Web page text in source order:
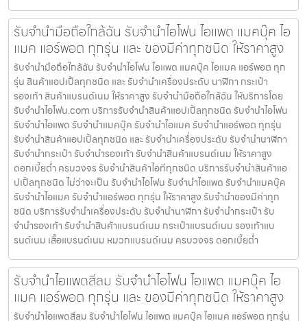
รับจำนำมือถือใกล้ฉัน รับจำนำไอโฟน ไอแพด แมคบุ๊ค ไอ
แมค แอร์พอต ทุกรุ่น และ ของมีค่าทุกชนิด ให้ราคาสูง
รับจำนำมือถือใกล้ฉัน รับจำนำไอโฟน ไอแพด แมคบุ๊ค ไอแมค แอร์พอต ทุก
รุ่น สินค้าแอปเปิ้ลทุกชนิด และ รับจำนำเครื่องประดับ นาฬิกา กระเป๋า
รองเท้า สินค้าแบรนด์เนม ให้ราคาสูง รับจำนำมือถือใกล้ฉัน ให้บริการโดย
รับจํานําไอโฟน.com บริการรับจำนำสินค้าแอปเปิ้ลทุกชนิด รับจำนำไอโฟน
รับจำนำไอแพด รับจำนำแมคบุ๊ค รับจำนำไอแมค รับจำนำแอร์พอต ทุกรุ่น
รับจำนำสินค้าแอปเปิ้ลทุกชนิด และ รับจำนำเครื่องประดับ รับจำนำนาฬิกา
รับจำนำกระเป๋า รับจำนำรองเท้า รับจำนำสินค้าแบรนด์เนม ให้ราคาสูง
ดอกเบี้ยต่ำ ครบวงจร รับจำนำสินค้าไอทีทุกชนิด บริการรับจำนำสินค้าแอ
ปเปิ้ลทุกชนิด ไม่ว่าจะเป็น รับจำนำไอโฟน รับจำนำไอแพด รับจำนำแมคบุ๊ค
รับจำนำไอแมค รับจำนำแอร์พอต ทุกรุ่น ให้ราคาสูง รับจำนำของมีค่าทุก
ชนิด บริการรับจำนำเครื่องประดับ รับจำนำนาฬิกา รับจำนำกระเป๋า รับ
จำนำรองเท้า รับจำนำสินค้าแบรนด์เนม กระเป๋าแบรนด์เนม รองเท้าแบ
รนด์เนม เสื้อแบรนด์เนม หมวกแบรนด์เนม ครบวงจร ดอกเบี้ยต่ำ
รับจำนำไอแพดสีลม รับจำนำไอโฟน ไอแพด แมคบุ๊ค ไอ
แมค แอร์พอต ทุกรุ่น และ ของมีค่าทุกชนิด ให้ราคาสูง
รับจำนำไอแพดสีลม รับจำนำไอโฟน ไอแพด แมคบุ๊ค ไอแมค แอร์พอต ทุกรุ่น